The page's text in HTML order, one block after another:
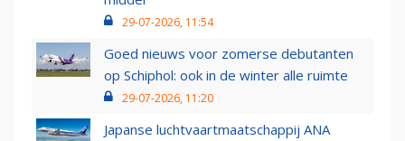
29-07-2026, 11:54
Goed nieuws voor zomerse debutanten
op Schiphol: ook in de winter alle ruimte
29-07-2026, 11:20
Japanse luchtvaartmaatschappij ANA